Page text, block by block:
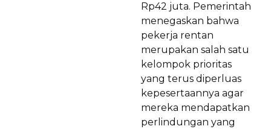
Rp42 juta. Pemerintah
menegaskan bahwa
pekerja rentan
merupakan salah satu
kelompok prioritas
yang terus diperluas
kepesertaannya agar
mereka mendapatkan
perlindungan yang